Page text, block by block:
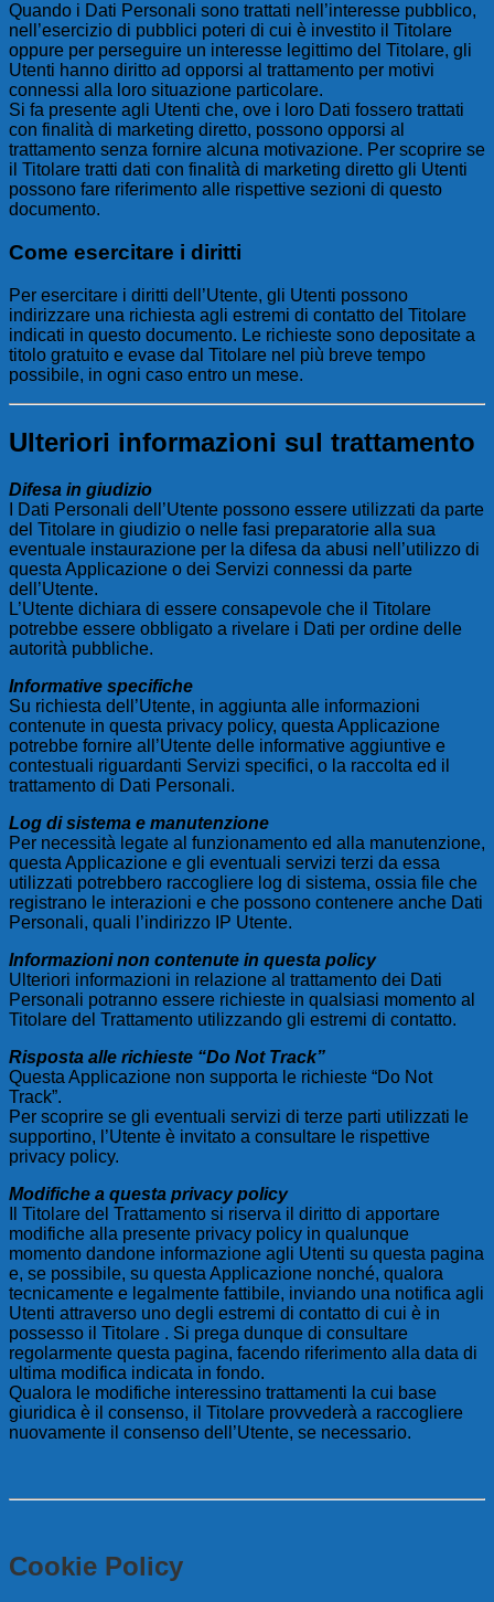
Quando i Dati Personali sono trattati nell’interesse pubblico,
nell’esercizio di pubblici poteri di cui è investito il Titolare
oppure per perseguire un interesse legittimo del Titolare, gli
Utenti hanno diritto ad opporsi al trattamento per motivi
connessi alla loro situazione particolare.
Si fa presente agli Utenti che, ove i loro Dati fossero trattati
con finalità di marketing diretto, possono opporsi al
trattamento senza fornire alcuna motivazione. Per scoprire se
il Titolare tratti dati con finalità di marketing diretto gli Utenti
possono fare riferimento alle rispettive sezioni di questo
documento.
Come esercitare i diritti
Per esercitare i diritti dell’Utente, gli Utenti possono
indirizzare una richiesta agli estremi di contatto del Titolare
indicati in questo documento. Le richieste sono depositate a
titolo gratuito e evase dal Titolare nel più breve tempo
possibile, in ogni caso entro un mese.
Ulteriori informazioni sul trattamento
Difesa in giudizio
I Dati Personali dell’Utente possono essere utilizzati da parte
del Titolare in giudizio o nelle fasi preparatorie alla sua
eventuale instaurazione per la difesa da abusi nell’utilizzo di
questa Applicazione o dei Servizi connessi da parte
dell’Utente.
L’Utente dichiara di essere consapevole che il Titolare
potrebbe essere obbligato a rivelare i Dati per ordine delle
autorità pubbliche.
Informative specifiche
Su richiesta dell’Utente, in aggiunta alle informazioni
contenute in questa privacy policy, questa Applicazione
potrebbe fornire all’Utente delle informative aggiuntive e
contestuali riguardanti Servizi specifici, o la raccolta ed il
trattamento di Dati Personali.
Log di sistema e manutenzione
Per necessità legate al funzionamento ed alla manutenzione,
questa Applicazione e gli eventuali servizi terzi da essa
utilizzati potrebbero raccogliere log di sistema, ossia file che
registrano le interazioni e che possono contenere anche Dati
Personali, quali l’indirizzo IP Utente.
Informazioni non contenute in questa policy
Ulteriori informazioni in relazione al trattamento dei Dati
Personali potranno essere richieste in qualsiasi momento al
Titolare del Trattamento utilizzando gli estremi di contatto.
Risposta alle richieste “Do Not Track”
Questa Applicazione non supporta le richieste “Do Not
Track”.
Per scoprire se gli eventuali servizi di terze parti utilizzati le
supportino, l’Utente è invitato a consultare le rispettive
privacy policy.
Modifiche a questa privacy policy
Il Titolare del Trattamento si riserva il diritto di apportare
modifiche alla presente privacy policy in qualunque
momento dandone informazione agli Utenti su questa pagina
e, se possibile, su questa Applicazione nonché, qualora
tecnicamente e legalmente fattibile, inviando una notifica agli
Utenti attraverso uno degli estremi di contatto di cui è in
possesso il Titolare . Si prega dunque di consultare
regolarmente questa pagina, facendo riferimento alla data di
ultima modifica indicata in fondo.
Qualora le modifiche interessino trattamenti la cui base
giuridica è il consenso, il Titolare provvederà a raccogliere
nuovamente il consenso dell’Utente, se necessario.
Cookie Policy